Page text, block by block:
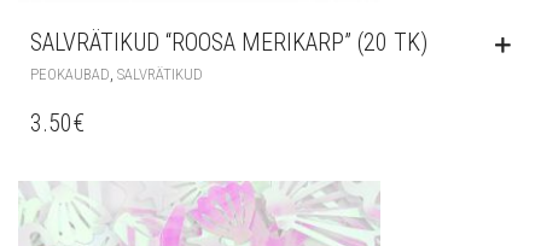
SALVRÄTIKUD “ROOSA MERIKARP” (20 TK)
PEOKAUBAD SALVRÄTIKUD
3.50€